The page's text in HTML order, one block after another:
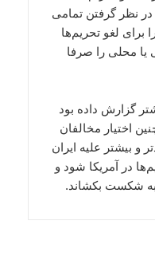
در نظر گرفتن تمامی
برای لغو تحریم‌ها
یا محلی را صرفا
گزارش داده بود
اختیار مخالفان
و بیشتر علیه ایران
در آمریکا شود و
به شکست بکشاند.